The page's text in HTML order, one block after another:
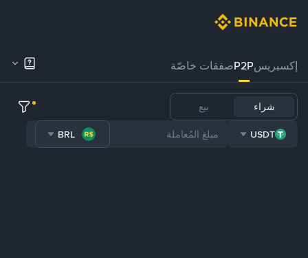
إكسبريسP2Pصفقات خاصّة
شراء بيع
USDT
BRL